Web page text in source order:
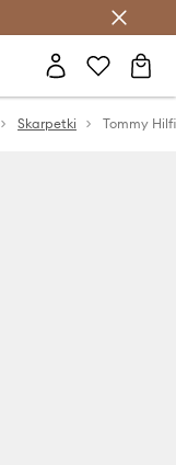
Skarpetki